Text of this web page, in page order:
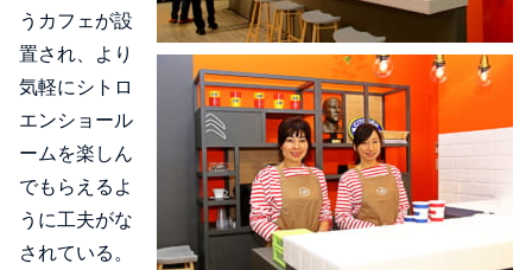
うカフェが設
置され、より
気軽にシトロ
エンショール
ームを楽しん
でもらえるよ
うに工夫がな
されている。